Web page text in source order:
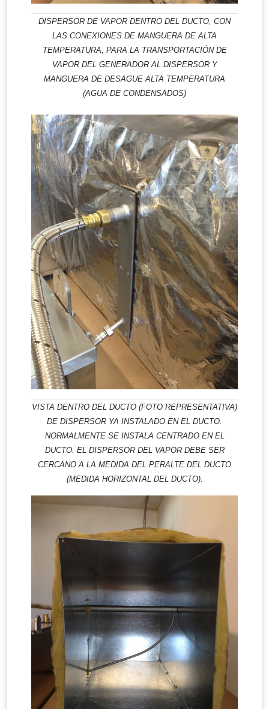
DISPERSOR DE VAPOR DENTRO DEL DUCTO, CON
LAS CONEXIONES DE MANGUERA DE ALTA
TEMPERATURA, PARA LA TRANSPORTACIÓN DE
VAPOR DEL GENERADOR AL DISPERSOR Y
MANGUERA DE DESAGUE ALTA TEMPERATURA
(AGUA DE CONDENSADOS)
VISTA DENTRO DEL DUCTO (FOTO REPRESENTATIVA)
DE DISPERSOR YA INSTALADO EN EL DUCTO.
NORMALMENTE SE INSTALA CENTRADO EN EL
DUCTO. EL DISPERSOR DEL VAPOR DEBE SER
CERCANO A LA MEDIDA DEL PERALTE DEL DUCTO
(MEDIDA HORIZONTAL DEL DUCTO).